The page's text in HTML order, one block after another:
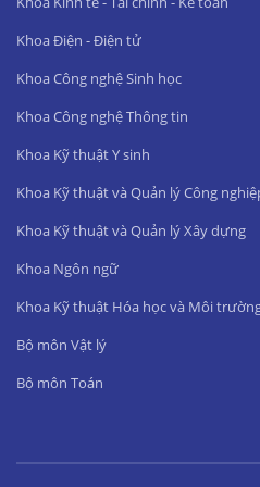
Khoa Điện - Điện tử
Khoa Công nghệ Sinh học
Khoa Công nghệ Thông tin
Khoa Kỹ thuật Y sinh
Khoa Kỹ thuật và Quản lý Công
Khoa Kỹ thuật và Quản lý Xây dựng
Khoa Ngôn ngữ
Khoa Kỹ thuật Hóa học và Môi
Bộ môn Vật lý
Bộ môn Toán